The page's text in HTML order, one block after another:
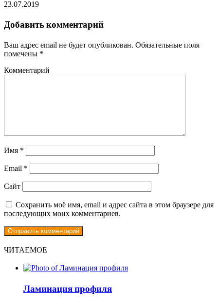
23.07.2019
Добавить комментарий
Ваш адрес email не будет опубликован. Обязательные поля
помечены *
Комментарий
Имя *
Email *
Сайт
Сохранить моё имя, email и адрес сайта в этом браузере для
последующих моих комментариев.
ЧИТАЕМОЕ
Ламинация профиля